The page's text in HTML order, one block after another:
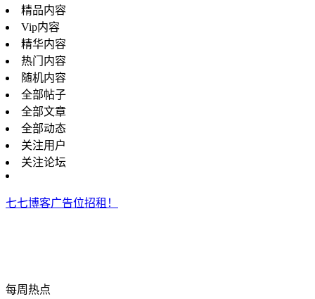
精品内容
Vip内容
精华内容
热门内容
随机内容
全部帖子
全部文章
全部动态
关注用户
关注论坛
七七博客广告位招租！
每周热点